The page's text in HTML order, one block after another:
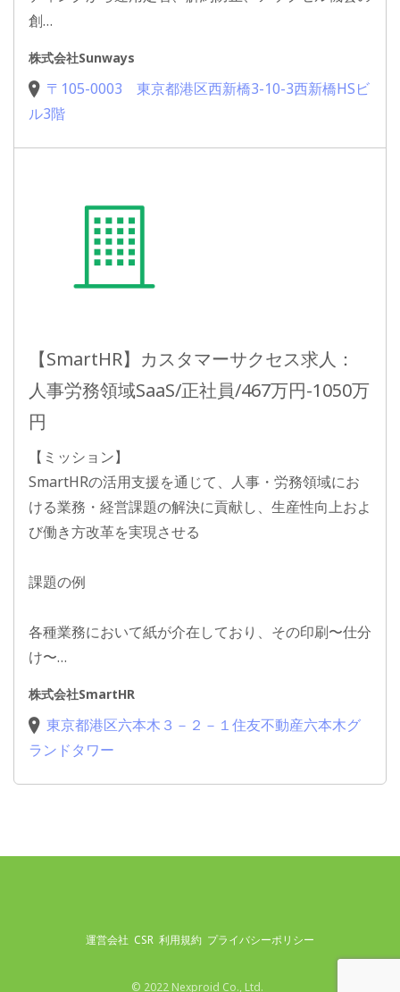
創…
株式会社Sunways
〒105-0003 東京都港区西新橋3-10-3西新橋HSビ
ル3階
【SmartHR】カスタマーサクセス求人：
人事労務領域SaaS/正社員/467万円-1050万
円
【ミッション】
SmartHRの活用支援を通じて、人事・労務領域にお
ける業務・経営課題の解決に貢献し、生産性向上およ
び働き方改革を実現させる
課題の例
各種業務において紙が介在しており、その印刷〜仕分
け〜…
株式会社SmartHR
東京都港区六本木３－２－１住友不動産六本木グ
ランドタワー
運営会社 CSR 利用規約 プライバシーポリシー
© 2022 Nexproid Co., Ltd.